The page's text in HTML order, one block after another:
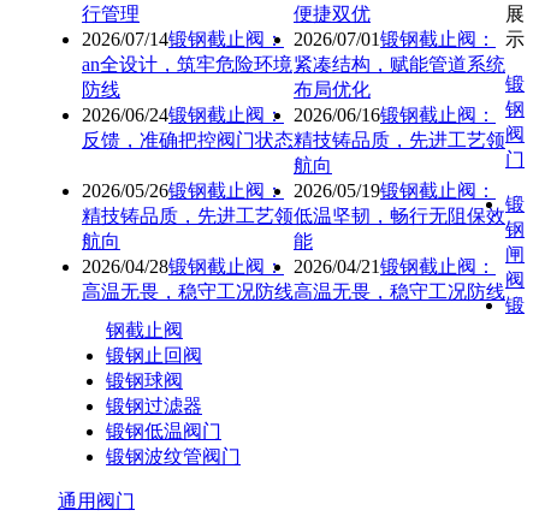
行管理
便捷双优
2026/07/14锻钢截止阀：
an全设计，筑牢危险环境
防线
2026/07/01锻钢截止阀：
紧凑结构，赋能管道系统
布局优化
2026/06/24锻钢截止阀：
反馈，准确把控阀门状态
2026/06/16锻钢截止阀：
精技铸品质，先进工艺领
航向
2026/05/26锻钢截止阀：
精技铸品质，先进工艺领
航向
2026/05/19锻钢截止阀：
低温坚韧，畅行无阻保效
能
2026/04/28锻钢截止阀：
高温无畏，稳守工况防线
2026/04/21锻钢截止阀：
高温无畏，稳守工况防线
展
示
锻
钢
阀
门
锻
钢
闸
阀
锻
钢截止阀
锻钢止回阀
锻钢球阀
锻钢过滤器
锻钢低温阀门
锻钢波纹管阀门
通用阀门